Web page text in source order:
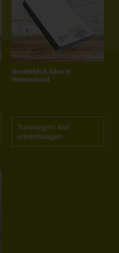
Notitieblok Alice in
Wonderland
Toevoegen aan
winkelwagen